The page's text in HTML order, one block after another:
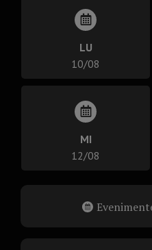
LU
10/08
MI
12/08